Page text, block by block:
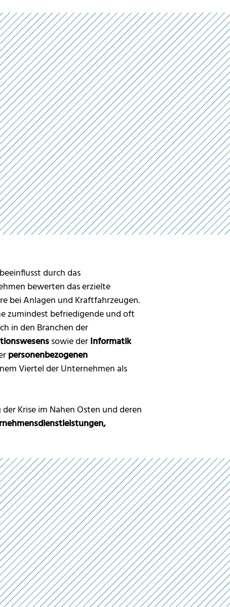
durch das
bewerten das erzielte
bei Anlagen und Kraftfahrzeugen.
zumindest befriedigende und oft
in den Branchen der
sowie derInformatik
personenbezogenen
Viertel der Unternehmen als
Krise im Nahen Osten und deren